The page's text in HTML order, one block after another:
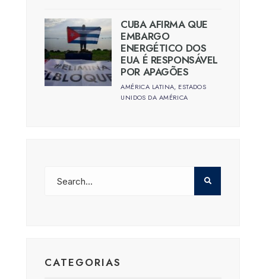
CUBA AFIRMA QUE
EMBARGO
ENERGÉTICO DOS
EUA É RESPONSÁVEL
POR APAGÕES
AMÉRICA LATINA, ESTADOS
UNIDOS DA AMÉRICA
CATEGORIAS